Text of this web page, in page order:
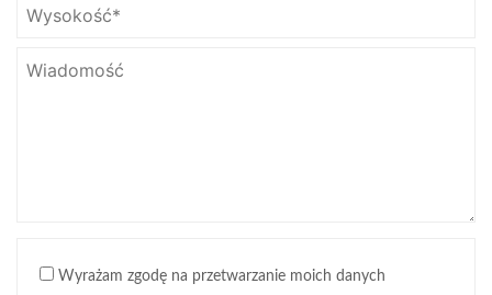
Wyrażam zgodę na przetwarzanie moich danych